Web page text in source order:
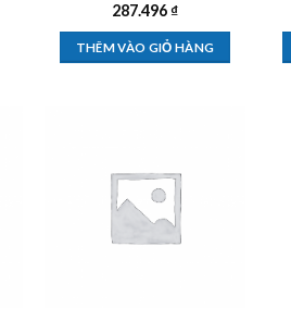
287.496₫
THÊM VÀO GIỎ HÀNG